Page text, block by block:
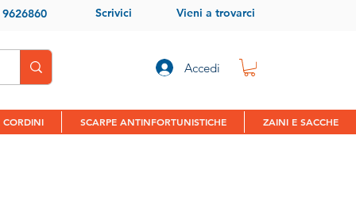
Accedi
Scrivici Vieni a trovarci
CORDINI SCARPE ANTINFORTUNISTICHE ZAINI E SACCHE